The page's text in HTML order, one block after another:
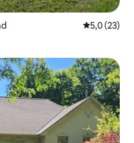
Просечна
5,0 (23)
на гостите“